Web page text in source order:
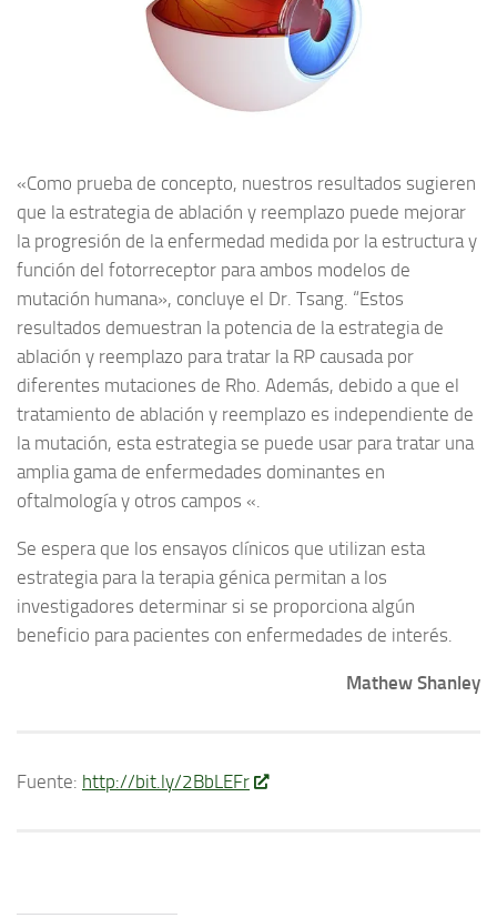
«Como prueba de concepto, nuestros resultados sugieren
que la estrategia de ablación y reemplazo puede mejorar
la progresión de la enfermedad medida por la estructura y
función del fotorreceptor para ambos modelos de
mutación humana», concluye el Dr. Tsang. “Estos
resultados demuestran la potencia de la estrategia de
ablación y reemplazo para tratar la RP causada por
diferentes mutaciones de Rho. Además, debido a que el
tratamiento de ablación y reemplazo es independiente de
la mutación, esta estrategia se puede usar para tratar una
amplia gama de enfermedades dominantes en
oftalmología y otros campos «.
Se espera que los ensayos clínicos que utilizan esta
estrategia para la terapia génica permitan a los
investigadores determinar si se proporciona algún
beneficio para pacientes con enfermedades de interés.
Mathew Shanley
Fuente: http://bit.ly/2BbLEFr